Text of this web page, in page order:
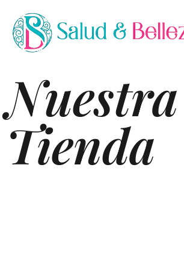
Nuestra
Tienda